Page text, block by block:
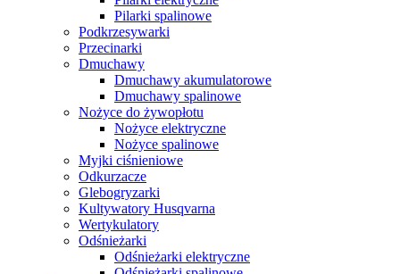
Pilarki spalinowe
Podkrzesywarki
Przecinarki
Dmuchawy
Dmuchawy akumulatorowe
Dmuchawy spalinowe
Nożyce do żywopłotu
Nożyce elektryczne
Nożyce spalinowe
Myjki ciśnieniowe
Odkurzacze
Glebogryzarki
Kultywatory Husqvarna
Wertykulatory
Odśnieżarki
Odśnieżarki elektryczne